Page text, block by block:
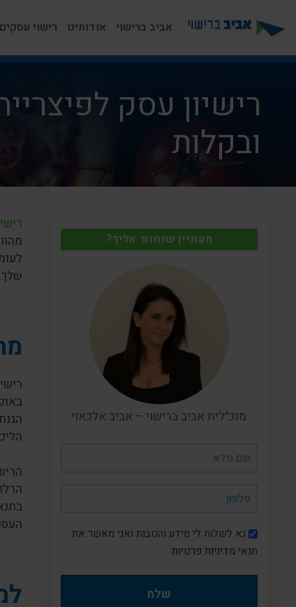
לתוכן
אביב ברישוי אודותינו רישוי עסקים
רישיון עסק
ובקלות
שלך.
מעוניין שנחזור אליך?
מנכ"לית אביב ברישוי – אביב אלכאוי
דיוורנא לשלוח לי מידע והטבות ואני מאשר את
תנאי מדיניות פרטיות